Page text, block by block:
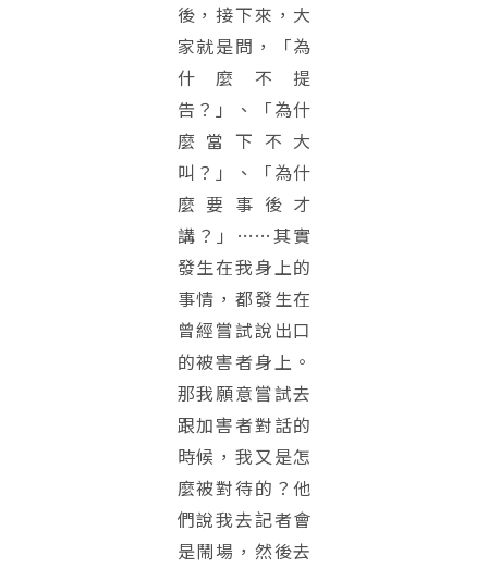
後，接下來，大
家就是問，「為
什麼不提
告？」、「為什
麼當下不大
叫？」、「為什
麼要事後才
講？」……其實
發生在我身上的
事情，都發生在
曾經嘗試說出口
的被害者身上。
那我願意嘗試去
跟加害者對話的
時候，我又是怎
麼被對待的？他
們說我去記者會
是鬧場，然後去